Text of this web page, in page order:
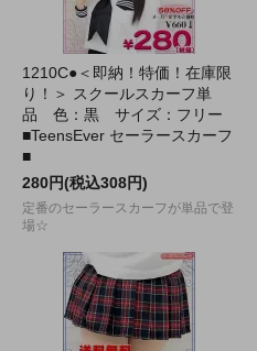
1210C●＜即納！特価！在庫限
り！＞ スクールスカーフ単
品 色：黒 サイズ：フリー
■TeensEver セーラースカーフ
■
280円(税込308円)
定番のセーラースカーフが単品で登
場☆